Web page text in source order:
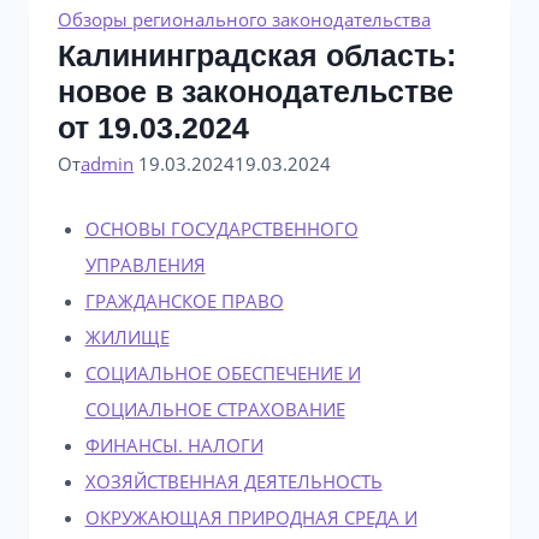
Обзоры регионального законодательства
Калининградская область:
новое в законодательстве
от 19.03.2024
Отadmin 19.03.202419.03.2024
ОСНОВЫ ГОСУДАРСТВЕННОГО
УПРАВЛЕНИЯ
ГРАЖДАНСКОЕ ПРАВО
ЖИЛИЩЕ
СОЦИАЛЬНОЕ ОБЕСПЕЧЕНИЕ И
СОЦИАЛЬНОЕ СТРАХОВАНИЕ
ФИНАНСЫ. НАЛОГИ
ХОЗЯЙСТВЕННАЯ ДЕЯТЕЛЬНОСТЬ
ОКРУЖАЮЩАЯ ПРИРОДНАЯ СРЕДА И